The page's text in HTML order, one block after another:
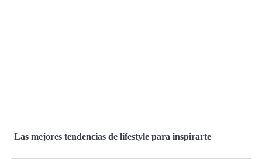
Las mejores tendencias de lifestyle para inspirarte